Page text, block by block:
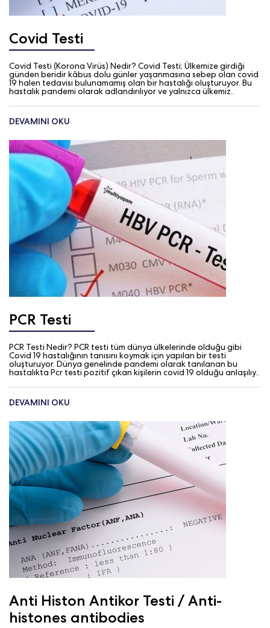
Covid Testi
Covid Testi (Korona Virüs) Nedir? Covid Testi; Ülkemize girdiği
günden beridir kâbus dolu günler yaşanmasına sebep olan covid
19 halen tedavisi bulunamamış olan bir hastalığı oluşturuyor. Bu
hastalık pandemi olarak adlandırılıyor ve yalnızca ülkemiz..
DEVAMINI OKU
PCR Testi
PCR Testi Nedir? PCR testi tüm dünya ülkelerinde olduğu gibi
Covid 19 hastalığının tanısını koymak için yapılan bir testi
oluşturuyor. Dünya genelinde pandemi olarak tanılanan bu
hastalıkta Pcr testi pozitif çıkan kişilerin covid 19 olduğu anlaşılıy..
DEVAMINI OKU
Anti Histon Antikor Testi / Anti-
histones antibodies